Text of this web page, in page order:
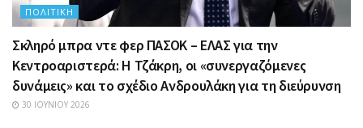
ΠΟΛΙΤΙΚΉ
Σκληρό μπρα ντε φερ ΠΑΣΟΚ – ΕΛΑΣ για την
Κεντροαριστερά: Η Τζάκρη, οι «συνεργαζόμενες
δυνάμεις» και το σχέδιο Ανδρουλάκη για τη διεύρυνση
30 ΙΟΥΝΊΟΥ 2026